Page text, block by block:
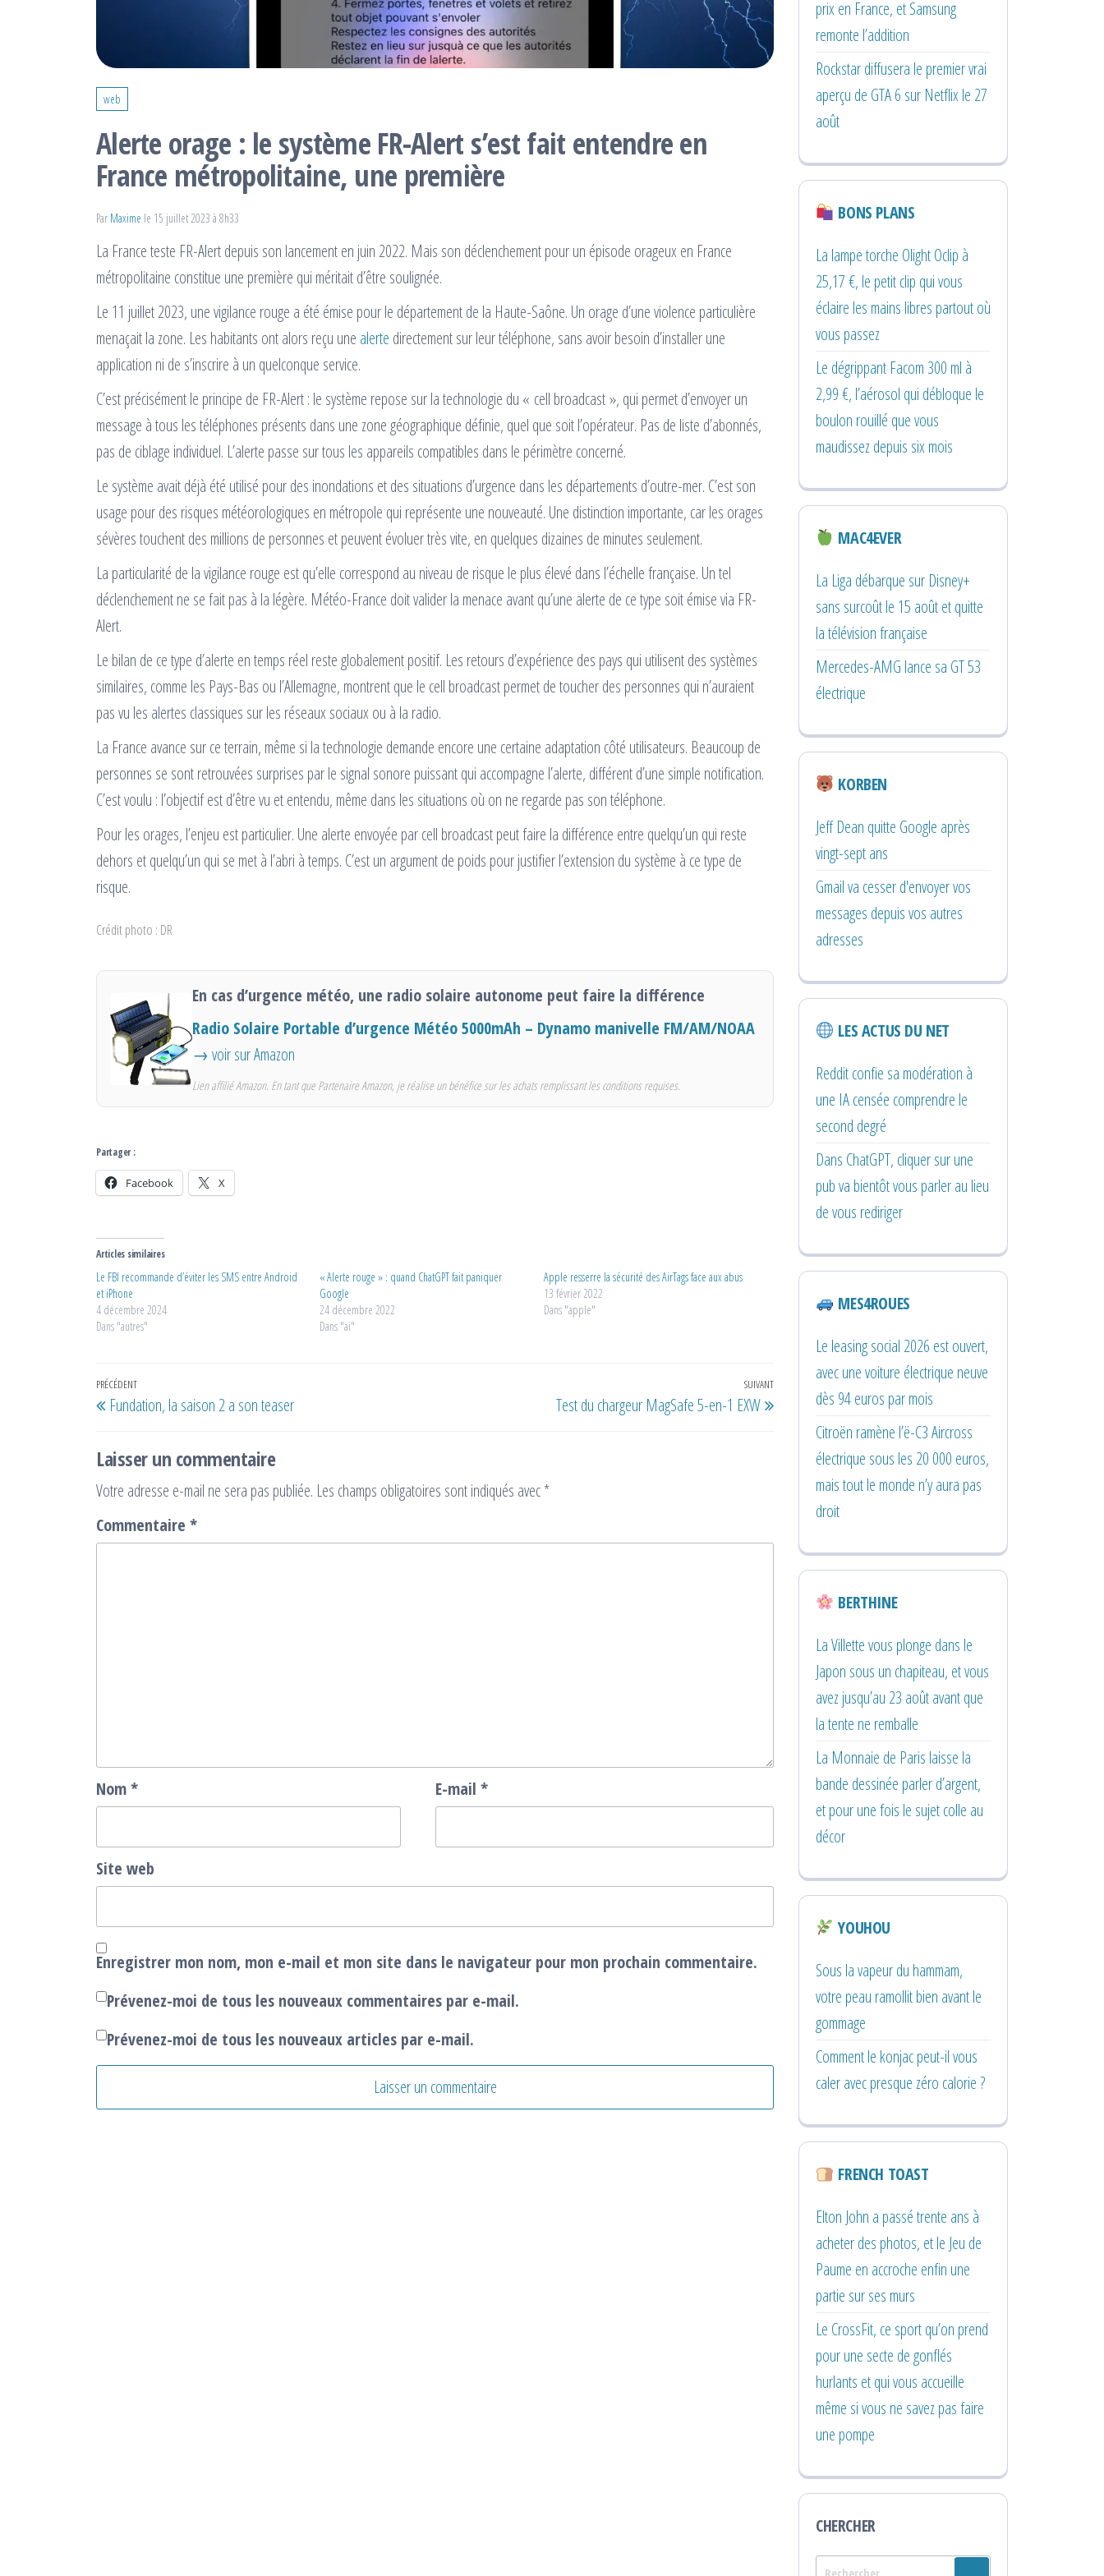
web
Alerte orage : le système FR-Alert s’est fait entendre en
France métropolitaine, une première
Par Maxime le 15 juillet 2023 à 8h33
La France teste FR-Alert depuis son lancement en juin 2022. Mais son déclenchement pour un épisode orageux en France
métropolitaine constitue une première qui méritait d’être soulignée.
Le 11 juillet 2023, une vigilance rouge a été émise pour le département de la Haute-Saône. Un orage d’une violence particulière
menaçait la zone. Les habitants ont alors reçu une alerte directement sur leur téléphone, sans avoir besoin d’installer une
application ni de s’inscrire à un quelconque service.
C’est précisément le principe de FR-Alert : le système repose sur la technologie du « cell broadcast », qui permet d’envoyer un
message à tous les téléphones présents dans une zone géographique définie, quel que soit l’opérateur. Pas de liste d’abonnés,
pas de ciblage individuel. L’alerte passe sur tous les appareils compatibles dans le périmètre concerné.
Le système avait déjà été utilisé pour des inondations et des situations d’urgence dans les départements d’outre-mer. C’est son
usage pour des risques météorologiques en métropole qui représente une nouveauté. Une distinction importante, car les orages
sévères touchent des millions de personnes et peuvent évoluer très vite, en quelques dizaines de minutes seulement.
La particularité de la vigilance rouge est qu’elle correspond au niveau de risque le plus élevé dans l’échelle française. Un tel
déclenchement ne se fait pas à la légère. Météo-France doit valider la menace avant qu’une alerte de ce type soit émise via FR-
Alert.
Le bilan de ce type d’alerte en temps réel reste globalement positif. Les retours d’expérience des pays qui utilisent des systèmes
similaires, comme les Pays-Bas ou l’Allemagne, montrent que le cell broadcast permet de toucher des personnes qui n’auraient
pas vu les alertes classiques sur les réseaux sociaux ou à la radio.
La France avance sur ce terrain, même si la technologie demande encore une certaine adaptation côté utilisateurs. Beaucoup de
personnes se sont retrouvées surprises par le signal sonore puissant qui accompagne l’alerte, différent d’une simple notification.
C’est voulu : l’objectif est d’être vu et entendu, même dans les situations où on ne regarde pas son téléphone.
Pour les orages, l’enjeu est particulier. Une alerte envoyée par cell broadcast peut faire la différence entre quelqu’un qui reste
dehors et quelqu’un qui se met à l’abri à temps. C’est un argument de poids pour justifier l’extension du système à ce type de
risque.
Crédit photo : DR
En cas d’urgence météo, une radio solaire autonome peut faire la différence
Radio Solaire Portable d’urgence Météo 5000mAh – Dynamo manivelle FM/AM/NOAA
→ voir sur Amazon
Lien affilié Amazon. En tant que Partenaire Amazon, je réalise un bénéfice sur les achats remplissant les conditions requises.
Partager :
Facebook X
Articles similaires
Le FBI recommande d’éviter les SMS entre Android
et iPhone
4 décembre 2024
Dans "autres"
« Alerte rouge » : quand ChatGPT fait paniquer
Google
24 décembre 2022
Dans "ai"
Apple resserre la sécurité des AirTags face aux abus
13 février 2022
Dans "apple"
Navigation
de
l’article
Article
précédent
PRÉCÉDENT
Fundation, la saison 2 a son teaser
Article
suivant
SUIVANT
Test du chargeur MagSafe 5-en-1 EXW
Laisser un commentaire
Votre adresse e-mail ne sera pas publiée. Les champs obligatoires sont indiqués avec*
Commentaire *
Nom* E-mail *
Site web
Enregistrer mon nom, mon e-mail et mon site dans le navigateur pour mon prochain commentaire.
Prévenez-moi de tous les nouveaux commentaires par e-mail.
Prévenez-moi de tous les nouveaux articles par e-mail.
prix en France, et Samsung
remonte l’addition
Rockstar diffusera le premier vrai
aperçu de GTA 6 sur Netflix le 27
août
BONS PLANS
La lampe torche Olight Oclip à
25,17 €, le petit clip qui vous
éclaire les mains libres partout où
vous passez
Le dégrippant Facom 300 ml à
2,99 €, l’aérosol qui débloque le
boulon rouillé que vous
maudissez depuis six mois
MAC4EVER
La Liga débarque sur Disney+
sans surcoût le 15 août et quitte
la télévision française
Mercedes-AMG lance sa GT 53
électrique
KORBEN
Jeff Dean quitte Google après
vingt-sept ans
Gmail va cesser d'envoyer vos
messages depuis vos autres
adresses
LES ACTUS DU NET
Reddit confie sa modération à
une IA censée comprendre le
second degré
Dans ChatGPT, cliquer sur une
pub va bientôt vous parler au lieu
de vous rediriger
MES4ROUES
Le leasing social 2026 est ouvert,
avec une voiture électrique neuve
dès 94 euros par mois
Citroën ramène l’ë-C3 Aircross
électrique sous les 20 000 euros,
mais tout le monde n’y aura pas
droit
BERTHINE
La Villette vous plonge dans le
Japon sous un chapiteau, et vous
avez jusqu’au 23 août avant que
la tente ne remballe
La Monnaie de Paris laisse la
bande dessinée parler d’argent,
et pour une fois le sujet colle au
décor
YOUHOU
Sous la vapeur du hammam,
votre peau ramollit bien avant le
gommage
Comment le konjac peut-il vous
caler avec presque zéro calorie ?
FRENCH TOAST
Elton John a passé trente ans à
acheter des photos, et le Jeu de
Paume en accroche enfin une
partie sur ses murs
Le CrossFit, ce sport qu’on prend
pour une secte de gonflés
hurlants et qui vous accueille
même si vous ne savez pas faire
une pompe
CHERCHER
Rechercher :